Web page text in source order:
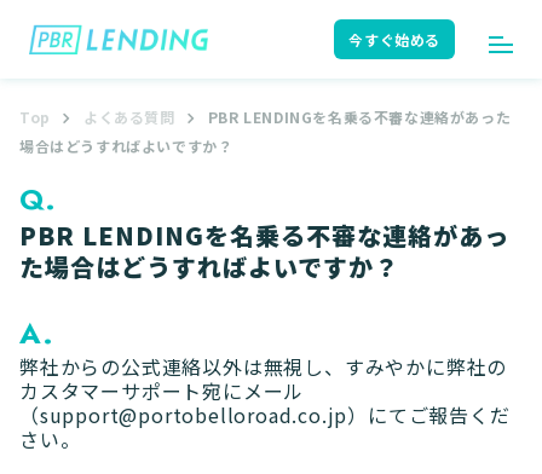
今すぐ始める
ログイン
はじめての方へ ユーザーガイド
サポート よくある質問
Top よくある質問
PBR LENDINGを名乗る不審な連絡があった
場合はどうすればよいですか？
Q.
PBR LENDINGを名乗る不審な連絡があっ
た場合はどうすればよいですか？
A.
弊社からの公式連絡以外は無視し、すみやかに弊社の
カスタマーサポート宛にメール
（support@portobelloroad.co.jp）にてご報告くだ
さい。